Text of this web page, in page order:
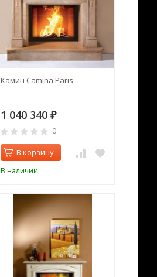
Камин Camina Paris
1 040 340₽
0
В корзину
В наличии